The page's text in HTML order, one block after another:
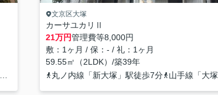
文京区大塚
カーサユカリⅡ
21万円管理費等8,000円
敷：1ヶ月 / 保：- / 礼：1ヶ月
59.55㎡（2LDK）/築39年
丸ノ内線「新大塚」駅徒歩7分
山手線「大塚」駅徒歩13分